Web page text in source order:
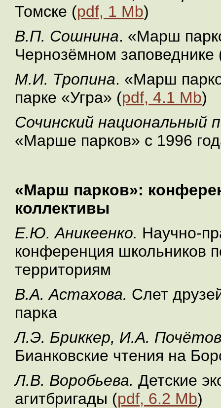
Томске (pdf, 1 Mb)
В.П. Сошнина. «Марш
Чернозёмном заповеднике
М.И. Тропина. «Марш
парке «Угра» (pdf, 4.1 Mb)
Сочинский национальный
«Марше парков» с 1996
«Марш парков»:
коллективы
Е.Ю. Аникеенко. Научно-
конференция школьников
территориям
В.А. Астахова. Слет
парка
Л.Э. Бриккер, И.А.
Бианковские чтения на
Л.В. Воробьева. Детские
агитбригады (pdf, 6.2 Mb)